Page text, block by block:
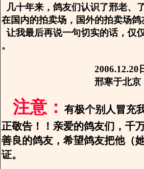
几十年来，鸽友们认识了邢老、
在国内的拍卖场，国外的拍卖场鸽
让我最后再说一句切实的话，仅
。
2006.12.20
邢寒于北京
注意： 有极个别人冒充
正敬告！！亲爱的鸽友们，千
善良的鸽友，希望鸽友把他（
证。